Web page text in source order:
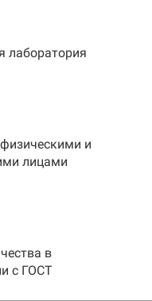
лаборатория
и
лицами
в
с ГОСТ